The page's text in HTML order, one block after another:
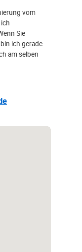
vom
Sie
ich gerade
am selben